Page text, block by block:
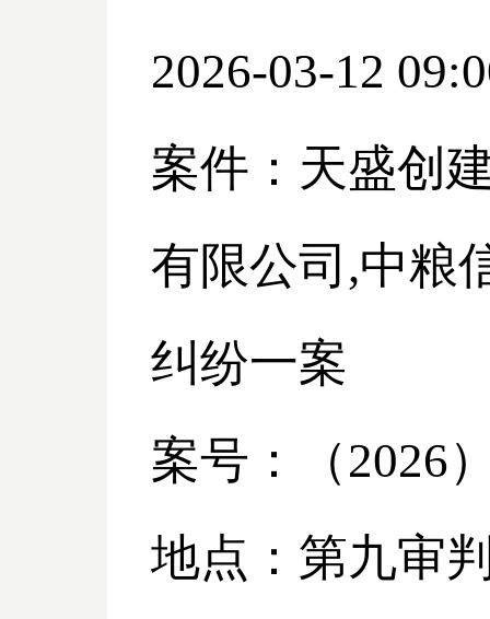
2026-03-12
案件：天盛创
有限公司 ,中粮
纠纷一案
案号：（2026
地点：第九审